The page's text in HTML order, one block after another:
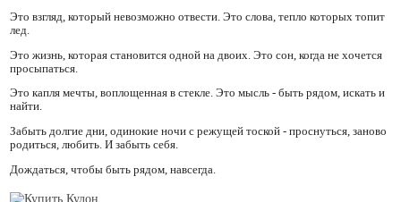
Это взгляд, который невозможно отвести. Это слова, тепло которых топит
лед.
Это жизнь, которая становится одной на двоих. Это сон, когда не хочется
просыпаться.
Это капля мечты, воплощенная в стекле. Это мысль - быть рядом, искать и
найти.
Забыть долгие дни, одинокие ночи с режущей тоской - проснуться, заново
родиться, любить. И забыть себя.
Дождаться, чтобы быть рядом, навсегда.